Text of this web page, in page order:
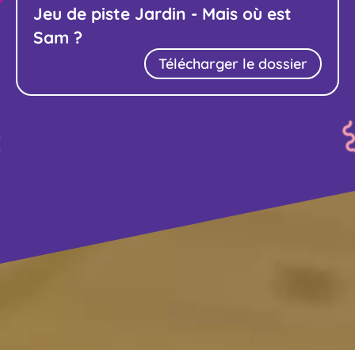
Jeu de piste Jardin - Mais où est
Sam ?
Télécharger le dossier